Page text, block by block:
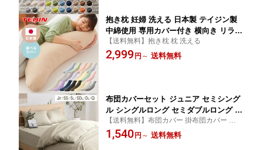
抱き枕 妊婦 洗える 日本製 テイジン製
中綿使用 専用カバー付き 横向き リラッ
クス マタニティ プレゼント ギフト か
わいい 快眠 抱きまくら だきまくら 枕
【送料無料】抱き枕 枕 洗える
2,999円 ～ 送料無料
布団カバーセット ジュニア セミシング
ル シングルロング セミダブルロング ダ
ブルロング 和洋共通仕様タイプ おしゃ
れ かわいい ボックスシーツ 布団カバー
【送料無料】布団カバー 掛布団カバー 敷き
布団カバー 布団カバー 3点セット 4点セッ
ト ベッドタイプ 和タイプ 掛け布団 敷き布
1,540円 ～ 送料無料